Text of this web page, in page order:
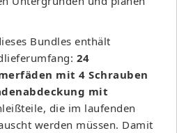
Bundles enthält
24
mit 4 Schrauben
mit
die im laufenden
werden müssen. Damit